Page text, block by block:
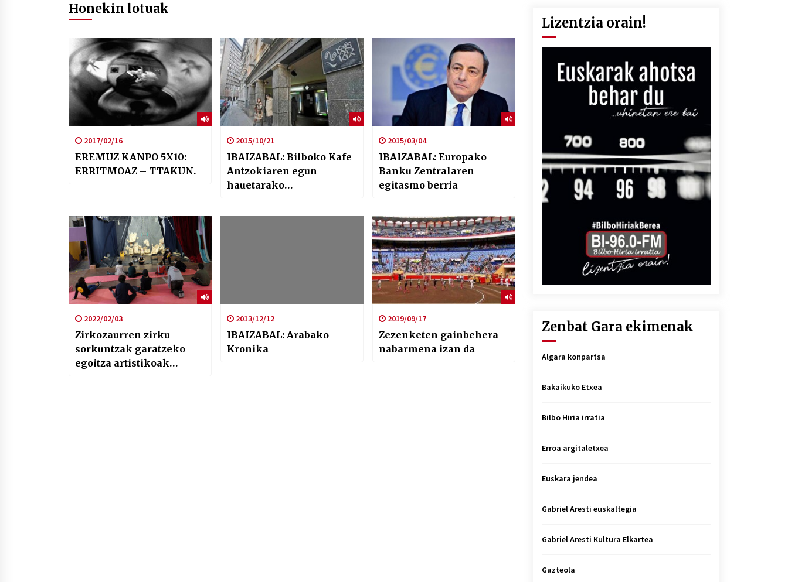
Honekin lotuak
2017/02/16
EREMUZ KANPO 5X10:
ERRITMOAZ – TTAKUN.
2015/10/21
IBAIZABAL: Bilboko Kafe
Antzokiaren egun
hauetarako
2015/03/04
IBAIZABAL: Europako
Banku Zentralaren
egitasmo berria
2022/02/03
Zirkozaurren zirku
sorkuntzak garatzeko
egoitza artistikoak
2013/12/12
IBAIZABAL: Arabako
Kronika
2019/09/17
Zezenketen gainbehera
nabarmena izan da
Lizentzia orain!
Zenbat Gara ekimenak
Algara konpartsa
Bakaikuko Etxea
Bilbo Hiria irratia
Erroa argitaletxea
Euskara jendea
Gabriel Aresti euskaltegia
Gabriel Aresti Kultura Elkartea
Gazteola